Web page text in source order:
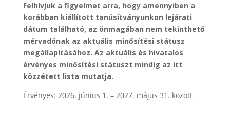
Felhívjuk a figyelmet arra, hogy amennyiben a
korábban kiállított tanúsítványunkon lejárati
dátum található, az önmagában nem tekinthető
mérvadónak az aktuális minősítési státusz
megállapításához. Az aktuális és hivatalos
érvényes minősítési státuszt mindig az itt
közzétett lista mutatja.
Érvényes: 2026. június 1. – 2027. május 31. között